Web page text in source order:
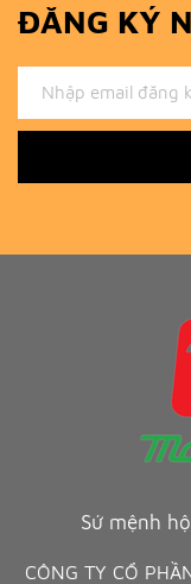
ĐĂNG KÝ
Sứ mệnh
CÔNG TY CỔ